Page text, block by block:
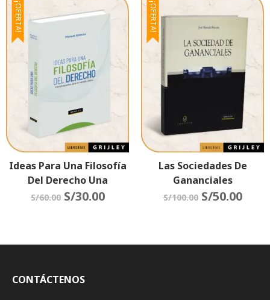
¡OFERTA!
Ideas Para Una Filosofía
Del Derecho Una
Propuesta Para El Mundo
S/60.00 S/30.00
¡OFERTA!
Las Sociedades De
Gananciales
S/100.00 S/50.00
CONTÁCTENOS